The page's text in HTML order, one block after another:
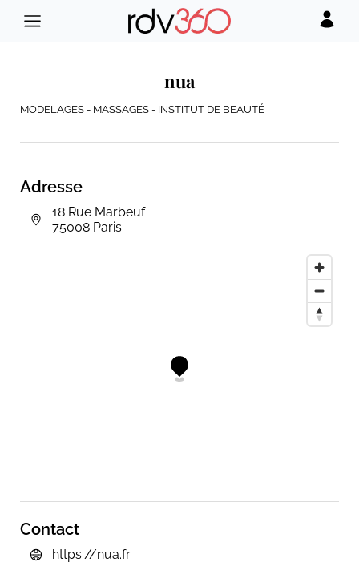
Adresse
18 Rue Marbeuf
75008 Paris
Contact
https://nua.fr
nua
MODELAGES - MASSAGES - INSTITUT DE BEAUTÉ